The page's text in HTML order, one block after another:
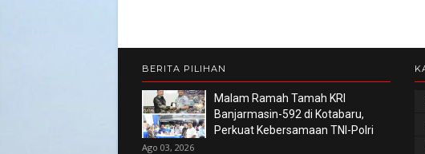
BERITA PILIHAN
Malam Ramah Tamah KRI
Banjarmasin-592 di Kotabaru,
Perkuat Kebersamaan TNI-Polri
Ago 03, 2026